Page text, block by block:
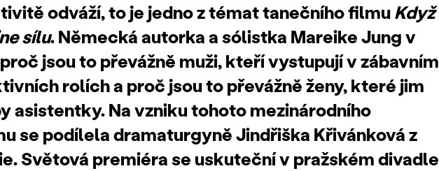
odváží, to je jedno z témat tanečního filmuKdyž
sílu. Německá autorka a sólistka Mareike Jung v
jsou to převážně muži, kteří vystupují v zábavním
rolích a proč jsou to převážně ženy, které jim
asistentky. Na vzniku tohoto mezinárodního
se podílela dramaturgyně Jindřiška Křivánková z
Světová premiéra se uskuteční v pražském divadle